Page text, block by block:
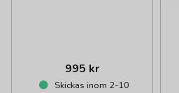
995 kr
Skickas inom 2-10